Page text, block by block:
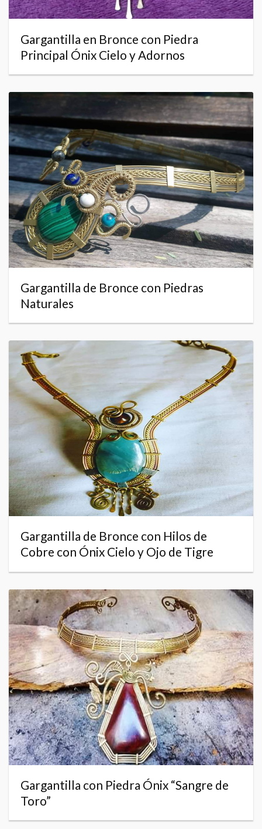
Gargantilla en Bronce con Piedra
Principal Ónix Cielo y Adornos
Gargantilla de Bronce con Piedras
Naturales
Gargantilla de Bronce con Hilos de
Cobre con Ónix Cielo y Ojo de Tigre
Gargantilla con Piedra Ónix “Sangre de
Toro”